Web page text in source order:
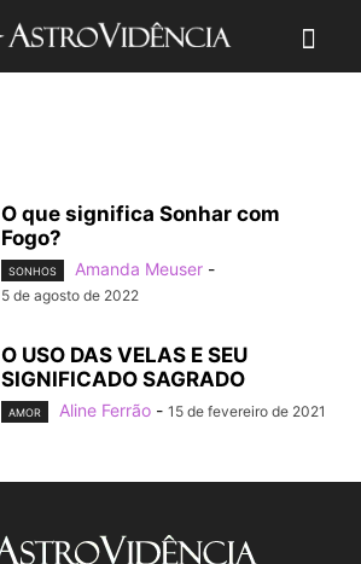
O que significa Sonhar com
Fogo?
SONHOS Amanda Meuser -
5 de agosto de 2022
O USO DAS VELAS E SEU
SIGNIFICADO SAGRADO
AMOR Aline Ferrão - 15 de fevereiro de 2021